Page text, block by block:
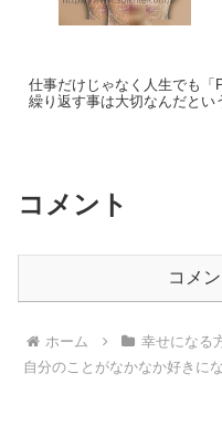
仕事だけじゃなく人生でも「
繰り返す事は大切なんだとい
コメント
コメ
ホーム 幸せになる
自分のことがなかなか好きに